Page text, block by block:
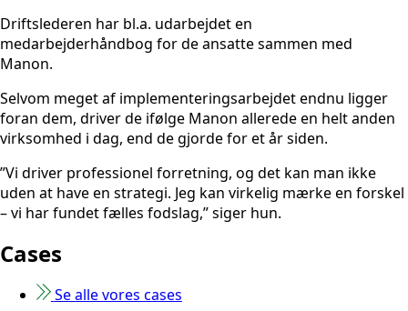
Driftslederen har bl.a. udarbejdet en
medarbejderhåndbog for de ansatte sammen med
Manon.
Selvom meget af implementeringsarbejdet endnu ligger
foran dem, driver de ifølge Manon allerede en helt anden
virksomhed i dag, end de gjorde for et år siden.
”Vi driver professionel forretning, og det kan man ikke
uden at have en strategi. Jeg kan virkelig mærke en forskel
– vi har fundet fælles fodslag,” siger hun.
Cases
Se alle vores cases